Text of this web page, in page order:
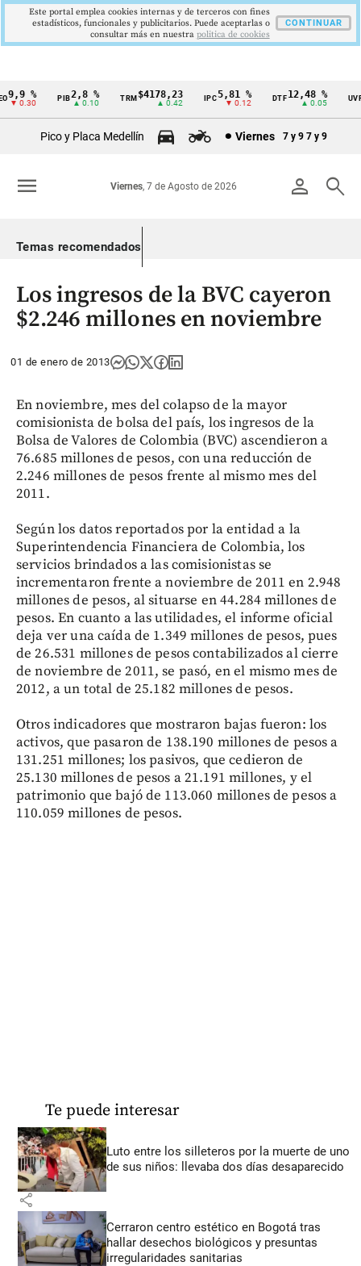
Cintillo
Colombia
%
▼ 0.30
PIB2,8 %
▲ 0.10
TRM$4178,23
▲ 0.42
IPC5,81 %
▼ 0.12
DTF12,48 %
▲ 0.05
UVR
Pico y Placa Medellín Viernes 7 y 9 7 y 9
person search
Viernes, 7 de Agosto de 2026
menu
Temas recomendados
Los ingresos de la BVC cayeron
$2.246 millones en noviembre
01 de enero de 2013
En noviembre, mes del colapso de la mayor
comisionista de bolsa del país, los ingresos de la
Bolsa de Valores de Colombia (BVC) ascendieron a
76.685 millones de pesos, con una reducción de
2.246 millones de pesos frente al mismo mes del
2011.
Según los datos reportados por la entidad a la
Superintendencia Financiera de Colombia, los
servicios brindados a las comisionistas se
incrementaron frente a noviembre de 2011 en 2.948
millones de pesos, al situarse en 44.284 millones de
pesos. En cuanto a las utilidades, el informe oficial
deja ver una caída de 1.349 millones de pesos, pues
de 26.531 millones de pesos contabilizados al cierre
de noviembre de 2011, se pasó, en el mismo mes de
2012, a un total de 25.182 millones de pesos.
Otros indicadores que mostraron bajas fueron: los
activos, que pasaron de 138.190 millones de pesos a
131.251 millones; los pasivos, que cedieron de
25.130 millones de pesos a 21.191 millones, y el
patrimonio que bajó de 113.060 millones de pesos a
110.059 millones de pesos.
Te puede interesar
Luto entre los silleteros por la muerte de uno
de sus niños: llevaba dos días desaparecido
share
Cerraron centro estético en Bogotá tras
hallar desechos biológicos y presuntas
irregularidades sanitarias
Este portal emplea cookies internas y de terceros con fines
estadísticos, funcionales y publicitarios. Puede aceptarlas o
consultar más en nuestra politica de cookies
CONTINUAR